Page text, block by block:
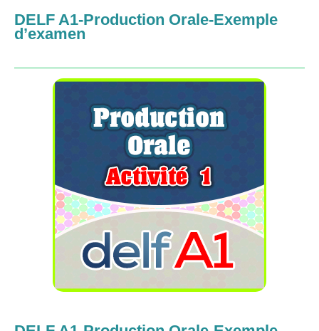
DELF A1-Production Orale-Exemple
d’examen